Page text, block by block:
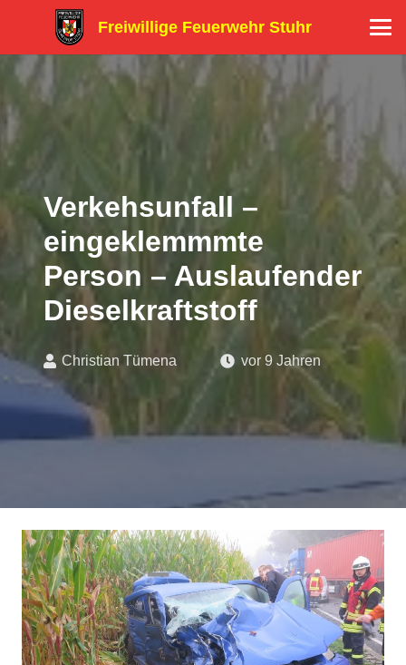
Freiwillige Feuerwehr Stuhr
Verkehsunfall –
eingeklemmmte
Person – Auslaufender
Dieselkraftstoff
Christian Tümena vor 9 Jahren